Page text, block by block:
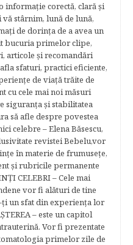
informaţie corectă, clară şi
vă stârnim, lună de lună,
de dorinţa de a avea un
bucuria primelor clipe,
articole şi recomandări
sfaturi, practici eficiente,
de viaţă trăite de
cu cele mai noi măsuri
siguranţa şi stabilitatea
să afle despre povestea
celebre – Elena Băsescu,
revistei Bebelu,vor
în materie de frumuseţe,
şi rubricile permanente
CELEBRI – Cele mai
vor fi alături de tine
un sfat din experienţa lor
– este un capitol
Vor fi prezentate
primelor zile de